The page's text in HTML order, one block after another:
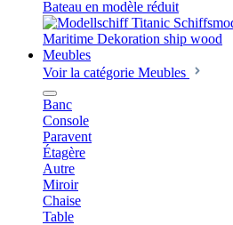
Bateau en modèle réduit
Meubles
Voir la catégorie Meubles
Banc
Console
Paravent
Étagère
Autre
Miroir
Chaise
Table